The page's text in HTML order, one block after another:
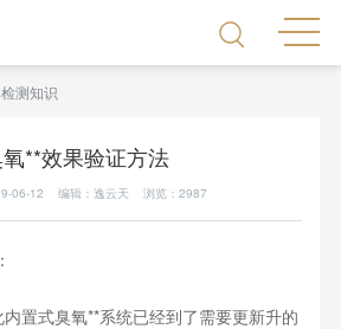
测知识
**效果验证方法
06-12 编辑：逸云天 浏览： 2987
置式臭氧**系统已经到了需要更新升的